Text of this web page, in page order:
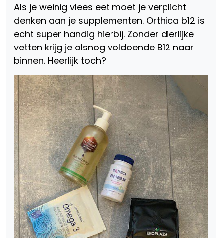
Als je weinig vlees eet moet je verplicht
denken aan je supplementen. Orthica b12 is
echt super handig hierbij. Zonder dierlijke
vetten krijg je alsnog voldoende B12 naar
binnen. Heerlijk toch?